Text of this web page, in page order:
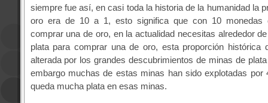
siempre fue así, en casi toda la historia de la humanidad la
oro era de 10 a 1, esto significa que con 10 monedas
comprar una de oro, en la actualidad necesitas alrededor
plata para comprar una de oro, esta proporción histórica
alterada por los grandes descubrimientos de minas de
embargo muchas de estas minas han sido explotadas por
queda mucha plata en esas minas.